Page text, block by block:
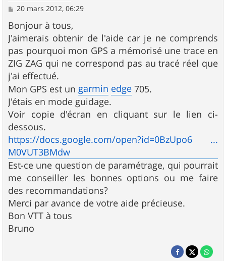
M
s
s
a
g
e
20 mars 2012, 06:29
Bonjour à tous,
J'aimerais obtenir de l'aide car je ne comprends
pas pourquoi mon GPS a mémorisé une trace en
ZIG ZAG qui ne correspond pas au tracé réel que
j'ai effectué.
Mon GPS est un garmin edge 705.
J'étais en mode guidage.
Voir copie d'écran en cliquant sur le lien ci-
dessous.
https://docs.google.com/open?id=0BzUpo6 ...
M0VUT3BMdw
Est-ce une question de paramétrage, qui pourrait
me conseiller les bonnes options ou me faire
des recommandations?
Merci par avance de votre aide précieuse.
Bon VTT à tous
Bruno